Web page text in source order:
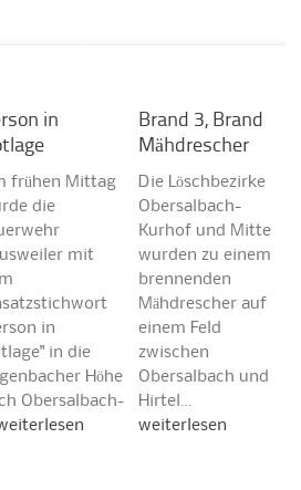
in
frühen Mittag
die
mit
in
in die
Höhe
Obersalbach-
Brand 3, Brand
Mähdrescher
Die Löschbezirke
Obersalbach-
Kurhof und Mitte
wurden zu einem
brennenden
Mähdrescher auf
einem Feld
zwischen
Obersalbach und
Hirtel…
weiterlesen